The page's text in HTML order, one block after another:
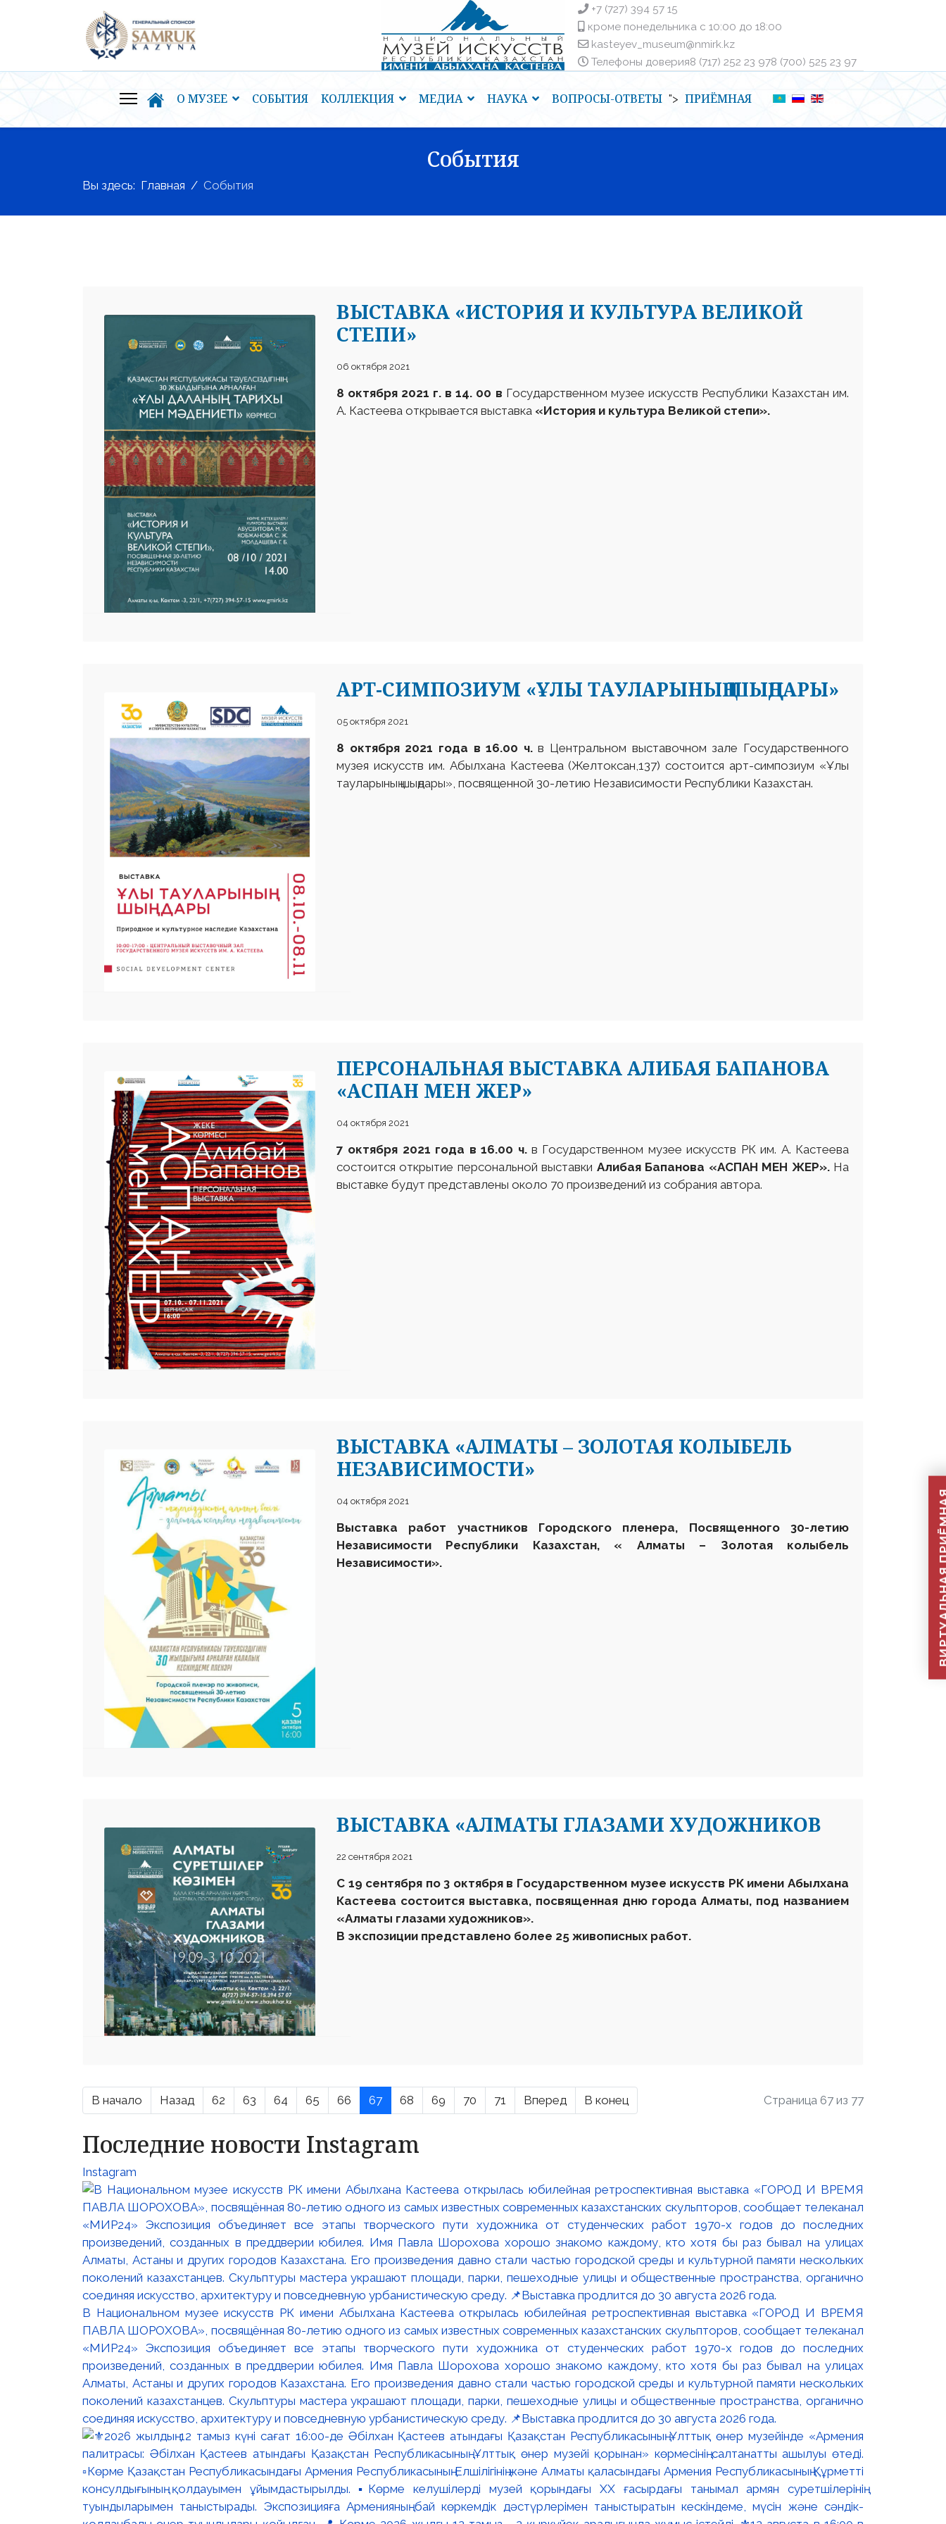
+7 (727) 394 57 15
кроме понедельника с 10:00 до 18:00
kasteyev_museum@nmirk.kz
Телефоны доверияㅤ8 (717) 252 23 97ㅤㅤ8 (700) 525 23 97
О МУЗЕЕ СОБЫТИЯ КОЛЛЕКЦИЯ МЕДИА НАУКА ВОПРОСЫ-ОТВЕТЫ "> ПРИЁМНАЯ
События
Вы здесь: Главная События
ВЫСТАВКА «ИСТОРИЯ И КУЛЬТУРА ВЕЛИКОЙ
СТЕПИ»
06 октября 2021
8 октября 2021 г. в 14. 00 в Государственном музее искусств Республики Казахстан им.
А. Кастеева открывается выставка «История и культура Великой степи».
АРТ-СИМПОЗИУМ «ҰЛЫ ТАУЛАРЫНЫҢ ШЫҢДАРЫ»
05 октября 2021
8 октября 2021 года в 16.00 ч.в Центральном выставочном зале Государственного
музея искусств им. Абылхана Кастеева (Желтоксан,137) состоится арт-симпозиум «Ұлы
тауларының шыңдары», посвященной 30-летию Независимости Республики Казахстан.
ПЕРСОНАЛЬНАЯ ВЫСТАВКА АЛИБАЯ БАПАНОВА
«АСПАН МЕН ЖЕР»
04 октября 2021
7 октября 2021 года в 16.00 ч.в Государственном музее искусств РК им. А. Кастеева
состоится открытие персональной выставки Алибая Бапанова «АСПАН МЕН ЖЕР». На
выставке будут представлены около 70 произведений из собрания автора.
ВЫСТАВКА «АЛМАТЫ – ЗОЛОТАЯ КОЛЫБЕЛЬ
НЕЗАВИСИМОСТИ»
04 октября 2021
Выставка работ участников Городского пленера, Посвященного 30-летию
Независимости Республики Казахстан, « Алматы – Золотая колыбель
Независимости».
ВЫСТАВКА «АЛМАТЫ ГЛАЗАМИ ХУДОЖНИКОВ
22 сентября 2021
С 19 сентября по 3 октября в Государственном музее искусств РК имени Абылхана
Кастеева состоится выставка, посвященная дню города Алматы, под названием
«Алматы глазами художников».
В экспозиции представлено более 25 живописных работ.
В начало Назад 62 63 64 65 66 67 68 69 70 71 Вперед В конец Страница 67 из 77
Последние новости Instagram
Instagram
В Национальном музее искусств РК имени Абылхана Кастеева открылась юбилейная ретроспективная выставка «ГОРОД И ВРЕМЯ
ПАВЛА ШОРОХОВА», посвящённая 80-летию одного из самых известных современных казахстанских скульпторов, сообщает телеканал
«МИР24» Экспозиция объединяет все этапы творческого пути художника от студенческих работ 1970-х годов до последних
произведений, созданных в преддверии юбилея. Имя Павла Шорохова хорошо знакомо каждому, кто хотя бы раз бывал на улицах
Алматы, Астаны и других городов Казахстана. Его произведения давно стали частью городской среды и культурной памяти нескольких
поколений казахстанцев. Скульптуры мастера украшают площади, парки, пешеходные улицы и общественные пространства, органично
соединяя искусство, архитектуру и повседневную урбанистическую среду. 📌Выставка продлится до 30 августа 2026 года.